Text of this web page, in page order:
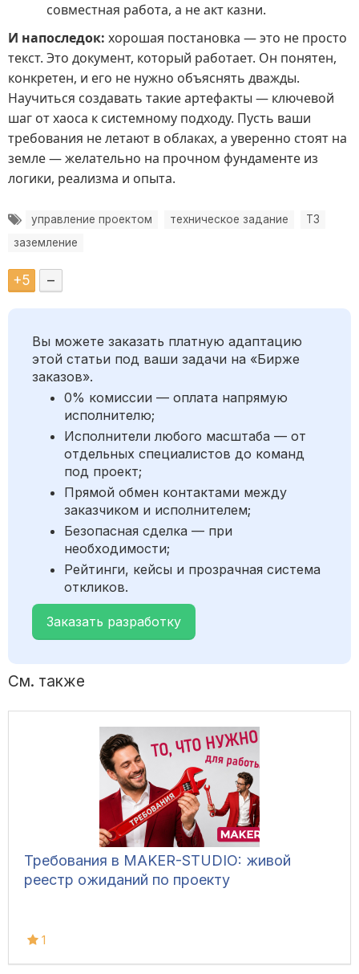
совместная работа, а не акт казни.
И напоследок: хорошая постановка — это не просто
текст. Это документ, который работает. Он понятен,
конкретен, и его не нужно объяснять дважды.
Научиться создавать такие артефакты — ключевой
шаг от хаоса к системному подходу. Пусть ваши
требования не летают в облаках, а уверенно стоят на
земле — желательно на прочном фундаменте из
логики, реализма и опыта.
управление проектом техническое задание
ТЗ
заземление
+5 –
Вы можете заказать платную адаптацию
этой статьи под ваши задачи на «Бирже
заказов».
0% комиссии — оплата напрямую
исполнителю;
Исполнители любого масштаба — от
отдельных специалистов до команд
под проект;
Прямой обмен контактами между
заказчиком и исполнителем;
Безопасная сделка — при
необходимости;
Рейтинги, кейсы и прозрачная система
откликов.
Заказать разработку
См. также
Требования в MAKER-STUDIO: живой
реестр ожиданий по проекту
1